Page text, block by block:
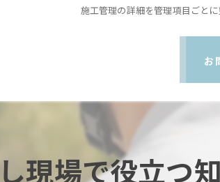
施工管理の詳細を管理項目ごと
お
現場で役立つ